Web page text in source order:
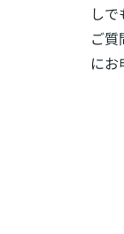
しで
ご
にお